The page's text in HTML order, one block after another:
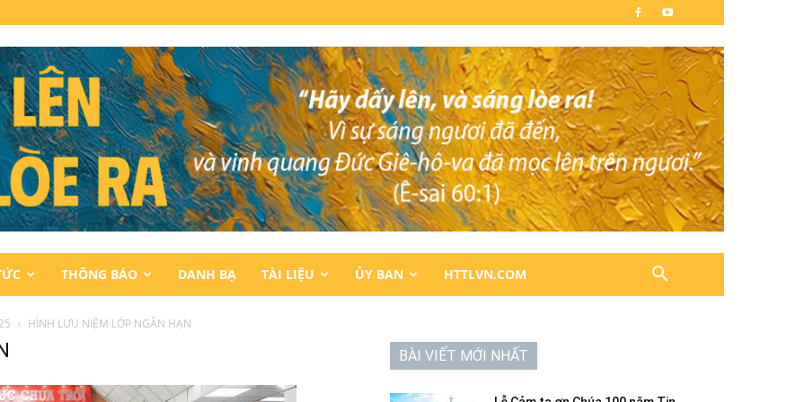
THÔNG BÁO DANH BẠ TÀI LIỆU ỦY BAN HTTLVN.COM
HÌNH LƯU NIỆM LỚP NGẮN HẠN
BÀI VIẾT MỚI NHẤT